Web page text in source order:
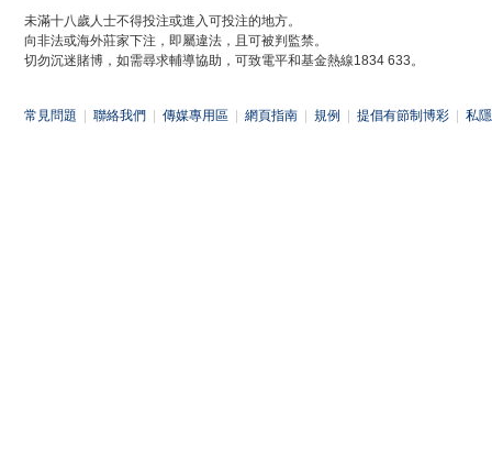
未滿十八歲人士不得投注或進入可投注的地方。
向非法或海外莊家下注，即屬違法，且可被判監禁。
切勿沉迷賭博，如需尋求輔導協助，可致電平和基金熱線1834 633。
常見問題 聯絡我們 傳媒專用區 網頁指南 規例 提倡有節制博彩 私